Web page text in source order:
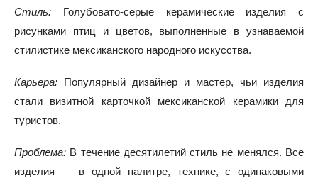
Стиль: Голубовато-серые керамические изделия с
рисунками птиц и цветов, выполненные в узнаваемой
стилистике мексиканского народного искусства.
Карьера: Популярный дизайнер и мастер, чьи изделия
стали визитной карточкой мексиканской керамики для
туристов.
Проблема: В течение десятилетий стиль не менялся. Все
изделия — в одной палитре, технике, с одинаковыми